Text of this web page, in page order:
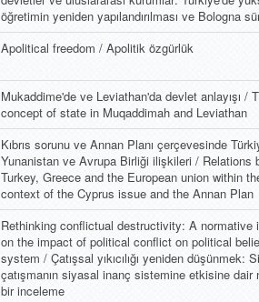
öğretimin yeniden yapılandırılması ve Bologna
Apolitical freedom / Apolitik özgürlük
Mukaddime'de ve Leviathan'da devlet anlayışı /
concept of state in Muqaddimah and Leviathan
Kıbrıs sorunu ve Annan Planı çerçevesinde
Yunanistan ve Avrupa Birliği ilişkileri / Relations
Turkey, Greece and the European union within
context of the Cyprus issue and the Annan Plan
Rethinking conflictual destructivity: A normative
on the impact of political conflict on political
system / Çatışsal yıkıcılığı yeniden düşünmek:
çatışmanın siyasal inanç sistemine etkisine dair
bir inceleme